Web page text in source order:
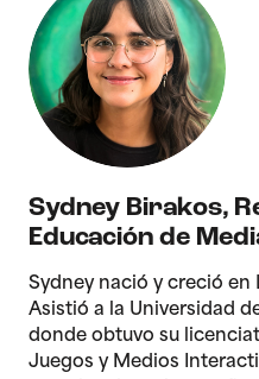
Sydney Birakos,
Educación de
Sydney nació y creció en
Asistió a la Universidad
donde obtuvo su
Juegos y Medios